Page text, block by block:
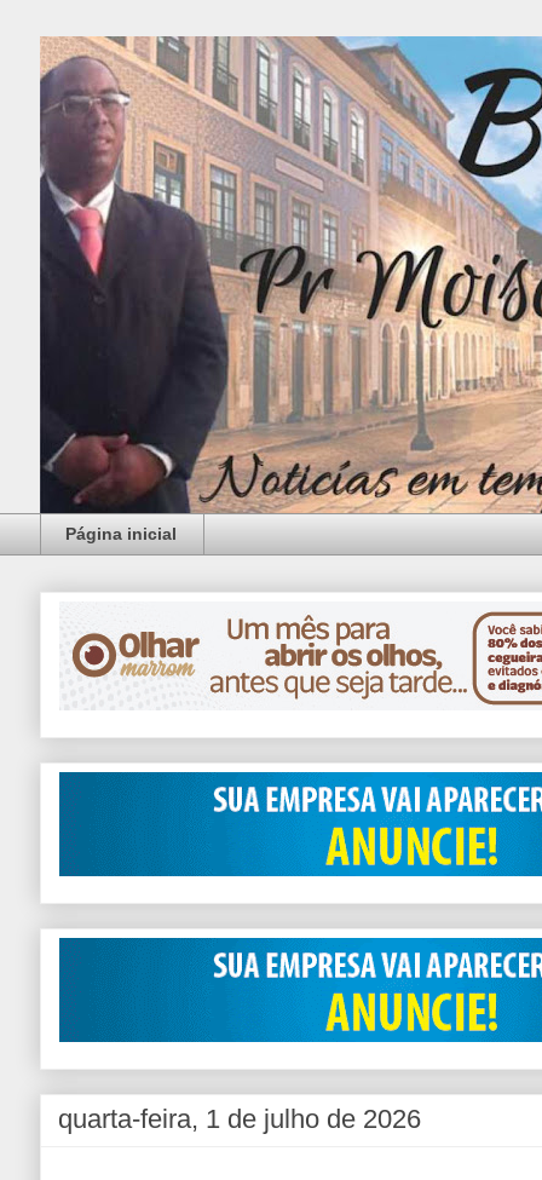
Página inicial
quarta-feira, 1 de julho de 2026